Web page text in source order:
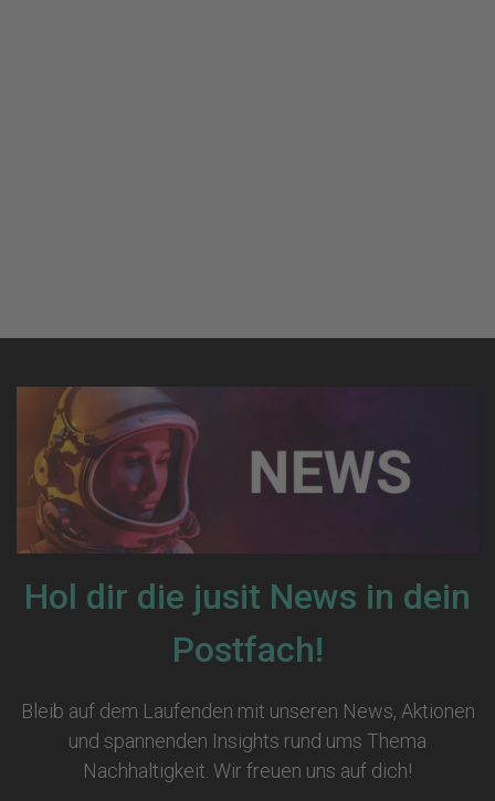
Hol dir die jusit News in dein
Postfach!
Bleib auf dem Laufenden mit unseren News, Aktionen
und spannenden Insights rund ums Thema
Nachhaltigkeit. Wir freuen uns auf dich!